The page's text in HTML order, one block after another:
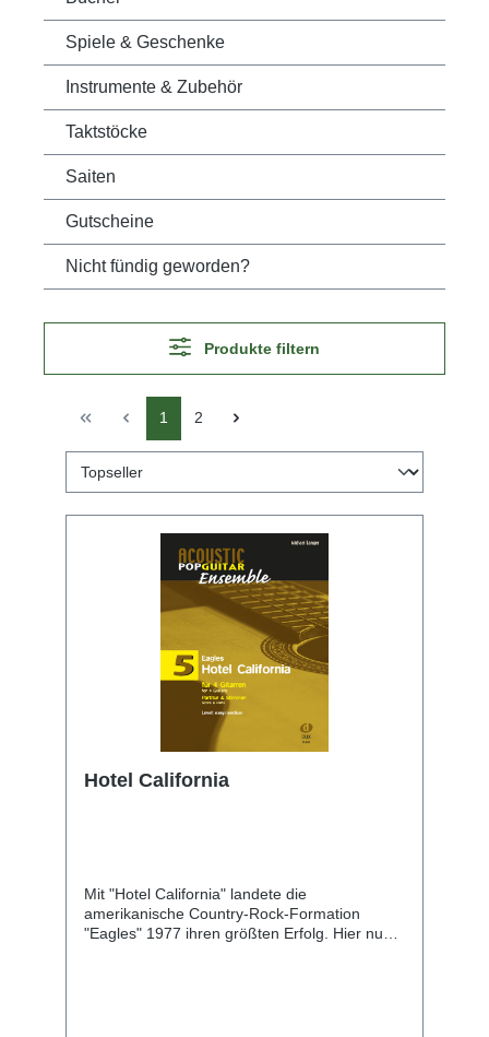
Spiele & Geschenke
Instrumente & Zubehör
Taktstöcke
Saiten
Gutscheine
Nicht fündig geworden?
Produkte filtern
1 2
Hotel California
Mit "Hotel California" landete die
amerikanische Country-Rock-Formation
"Eagles" 1977 ihren größten Erfolg. Hier nun